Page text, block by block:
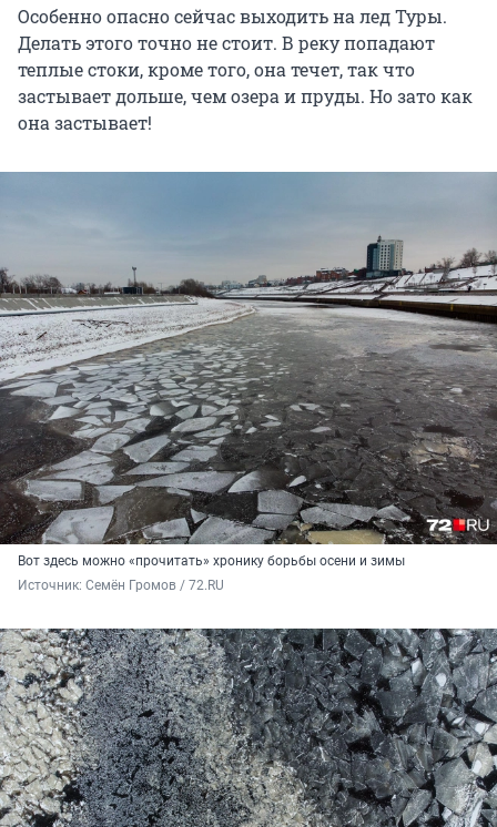
Особенно опасно сейчас выходить на лед Туры.
Делать этого точно не стоит. В реку попадают
теплые стоки, кроме того, она течет, так что
застывает дольше, чем озера и пруды. Но зато как
она застывает!
Вот здесь можно «прочитать» хронику борьбы осени и зимы
Источник: Семён Громов / 72.RU